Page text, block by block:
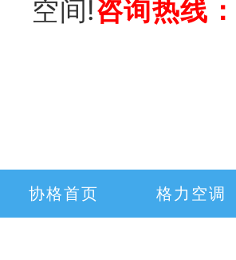
空间!咨询热线
协格首页 格力空调